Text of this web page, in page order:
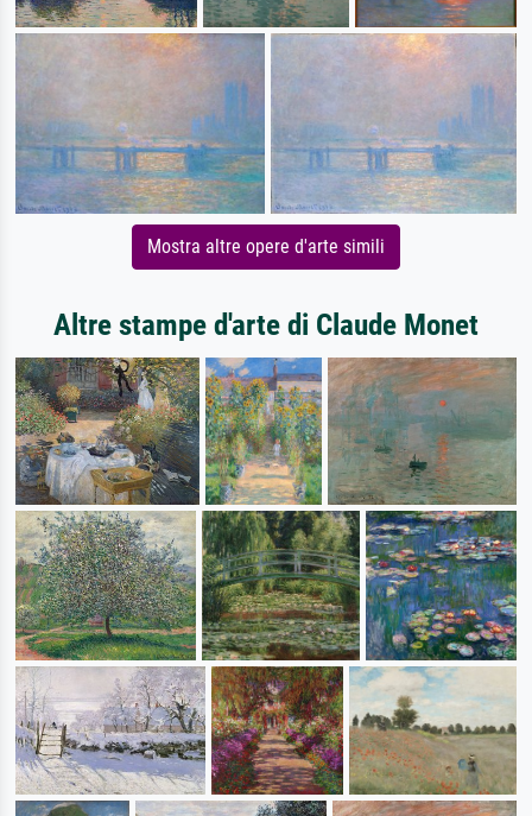
Mostra altre opere d'arte simili
Altre stampe d'arte di Claude Monet